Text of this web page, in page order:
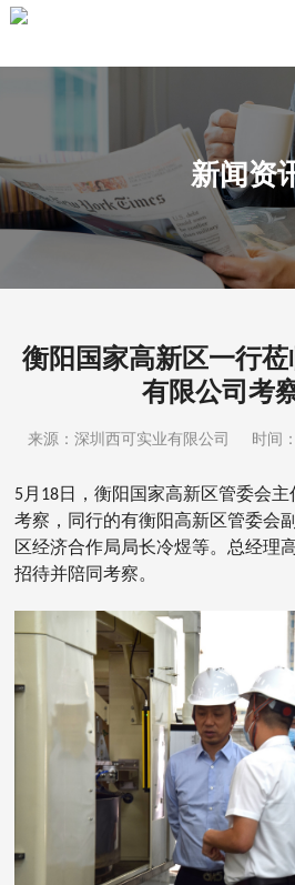
新闻资
衡阳国家高新区一行
有限公司考
来源：深圳西可实业有限公司 时间
5月18日，衡阳国家高新区管委会主
考察，同行的有衡阳高新区管委会
区经济合作局局长冷煜等。总经理
招待并陪同考察。